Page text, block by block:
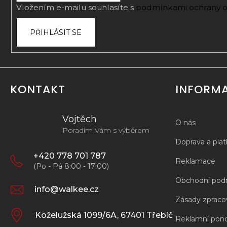
Vložením e-mailu souhlasíte s podmínkami ochrany
PŘIHLÁSIT SE
KONTAKT
Vojtěch
Poradím Vám s výběrem
+420 778 701 787
(Po - Pá 8:00 - 17:00)
info@walkee.cz
Koželužská 1099/6A, 67401 Třebíč
O nás
Doprava a
Reklamace
Obchodní
Zásady
Reklamní